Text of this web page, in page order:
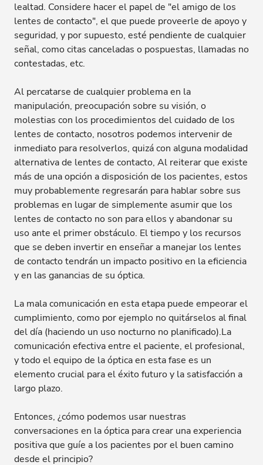
lealtad. Considere hacer el papel de "el amigo de los
lentes de contacto", el que puede proveerle de apoyo y
seguridad, y por supuesto, esté pendiente de cualquier
señal, como citas canceladas o pospuestas, llamadas no
contestadas, etc.
Al percatarse de cualquier problema en la
manipulación, preocupación sobre su visión, o
molestias con los procedimientos del cuidado de los
lentes de contacto, nosotros podemos intervenir de
inmediato para resolverlos, quizá con alguna modalidad
alternativa de lentes de contacto, Al reiterar que existe
más de una opción a disposición de los pacientes, estos
muy probablemente regresarán para hablar sobre sus
problemas en lugar de simplemente asumir que los
lentes de contacto no son para ellos y abandonar su
uso ante el primer obstáculo. El tiempo y los recursos
que se deben invertir en enseñar a manejar los lentes
de contacto tendrán un impacto positivo en la eficiencia
y en las ganancias de su óptica.
La mala comunicación en esta etapa puede empeorar el
cumplimiento, como por ejemplo no quitárselos al final
del día (haciendo un uso nocturno no planificado).La
comunicación efectiva entre el paciente, el profesional,
y todo el equipo de la óptica en esta fase es un
elemento crucial para el éxito futuro y la satisfacción a
largo plazo.
Entonces, ¿cómo podemos usar nuestras
conversaciones en la óptica para crear una experiencia
positiva que guíe a los pacientes por el buen camino
desde el principio?